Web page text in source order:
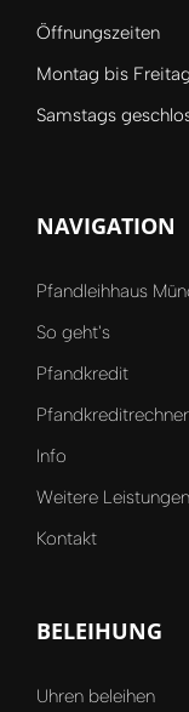
Öffnungszeiten
Montag bis
Samstags
NAVIGATION
Pfandleihhaus
So geht's
Pfandkredit
Pfandkreditrechner
Info
Weitere Leistungen
Kontakt
BELEIHUNG
Uhren beleihen